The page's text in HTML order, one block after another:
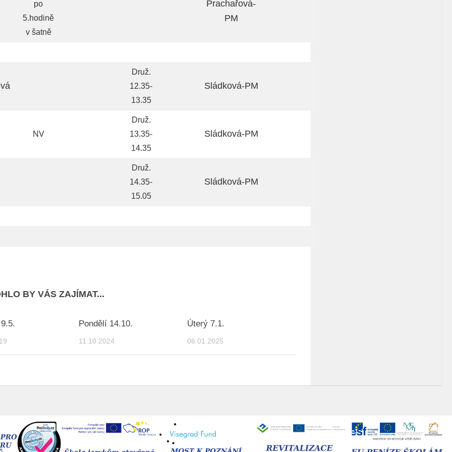
po
5.hodině
v šatně
Prachařová-
PM
Druž.
12.35-
13.35
Sládková-PM
NV
Druž.
13.35-
14.35
Sládková-PM
Druž.
14.35-
15.05
Sládková-PM
BY VÁS ZAJÍMAT...
Pondělí 14.10.
11.10.2024
Úterý 7.1.
06.01.2025